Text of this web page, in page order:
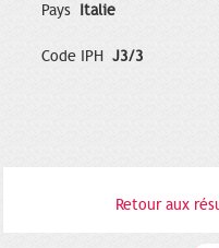
Pays Italie
Code IPH J3/3
Retour aux